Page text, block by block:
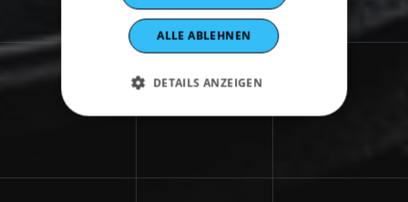
ALLE ABLEHNEN
DETAILS ANZEIGEN